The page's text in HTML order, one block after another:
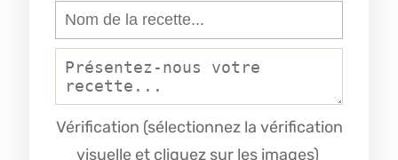
Vérification (sélectionnez la vérification
visuelle et cliquez sur les images)